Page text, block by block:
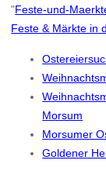
"Feste-und-
Feste & Märkte in
Morsum
Morsumer
Goldener